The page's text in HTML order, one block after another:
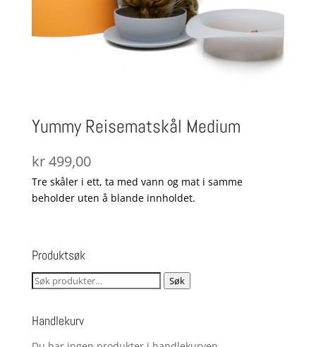
Yummy Reisematskål Medium
kr499,00
Tre skåler i ett, ta med vann og mat i samme
beholder uten å blande innholdet.
Produktsøk
Søk
Søk
Handlekurv